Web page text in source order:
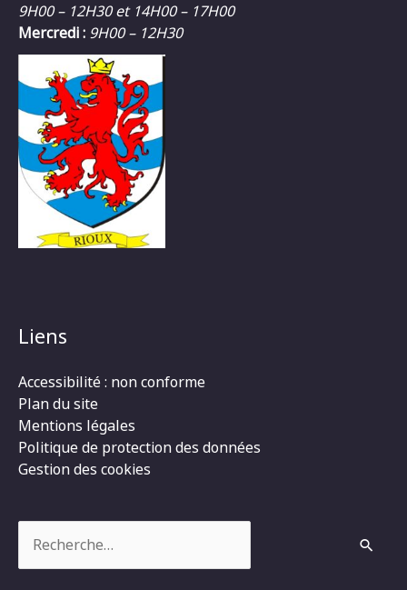
9H00 – 12H30 et 14H00 – 17H00
Mercredi : 9H00 – 12H30
Liens
Accessibilité : non conforme
Plan du site
Mentions légales
Politique de protection des données
Gestion des cookies